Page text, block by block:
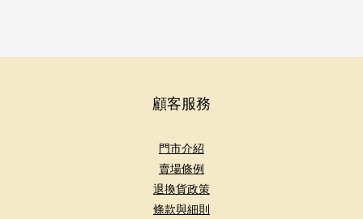
顧客服務
門市介紹
賣場條例
退換貨政策
條款與細則